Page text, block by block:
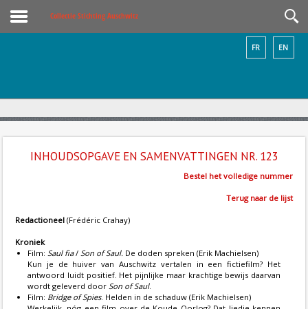
Collectie Stichting Auschwitz
EN
FR
INHOUDSOPGAVE EN SAMENVATTINGEN NR. 123
Bestel het volledige nummer
Terug naar de lijst
Redactioneel (Frédéric Crahay)
Kroniek
Film: Saul fia/ Son of Saul. De doden spreken (Erik Machielsen)
Kun je de huiver van Auschwitz vertalen in een fictiefilm? Het
antwoord luidt positief. Het pijnlijke maar krachtige bewijs daarvan
wordt geleverd door Son of Saul.
Film: Bridge of Spies. Helden in de schaduw (Erik Machielsen)